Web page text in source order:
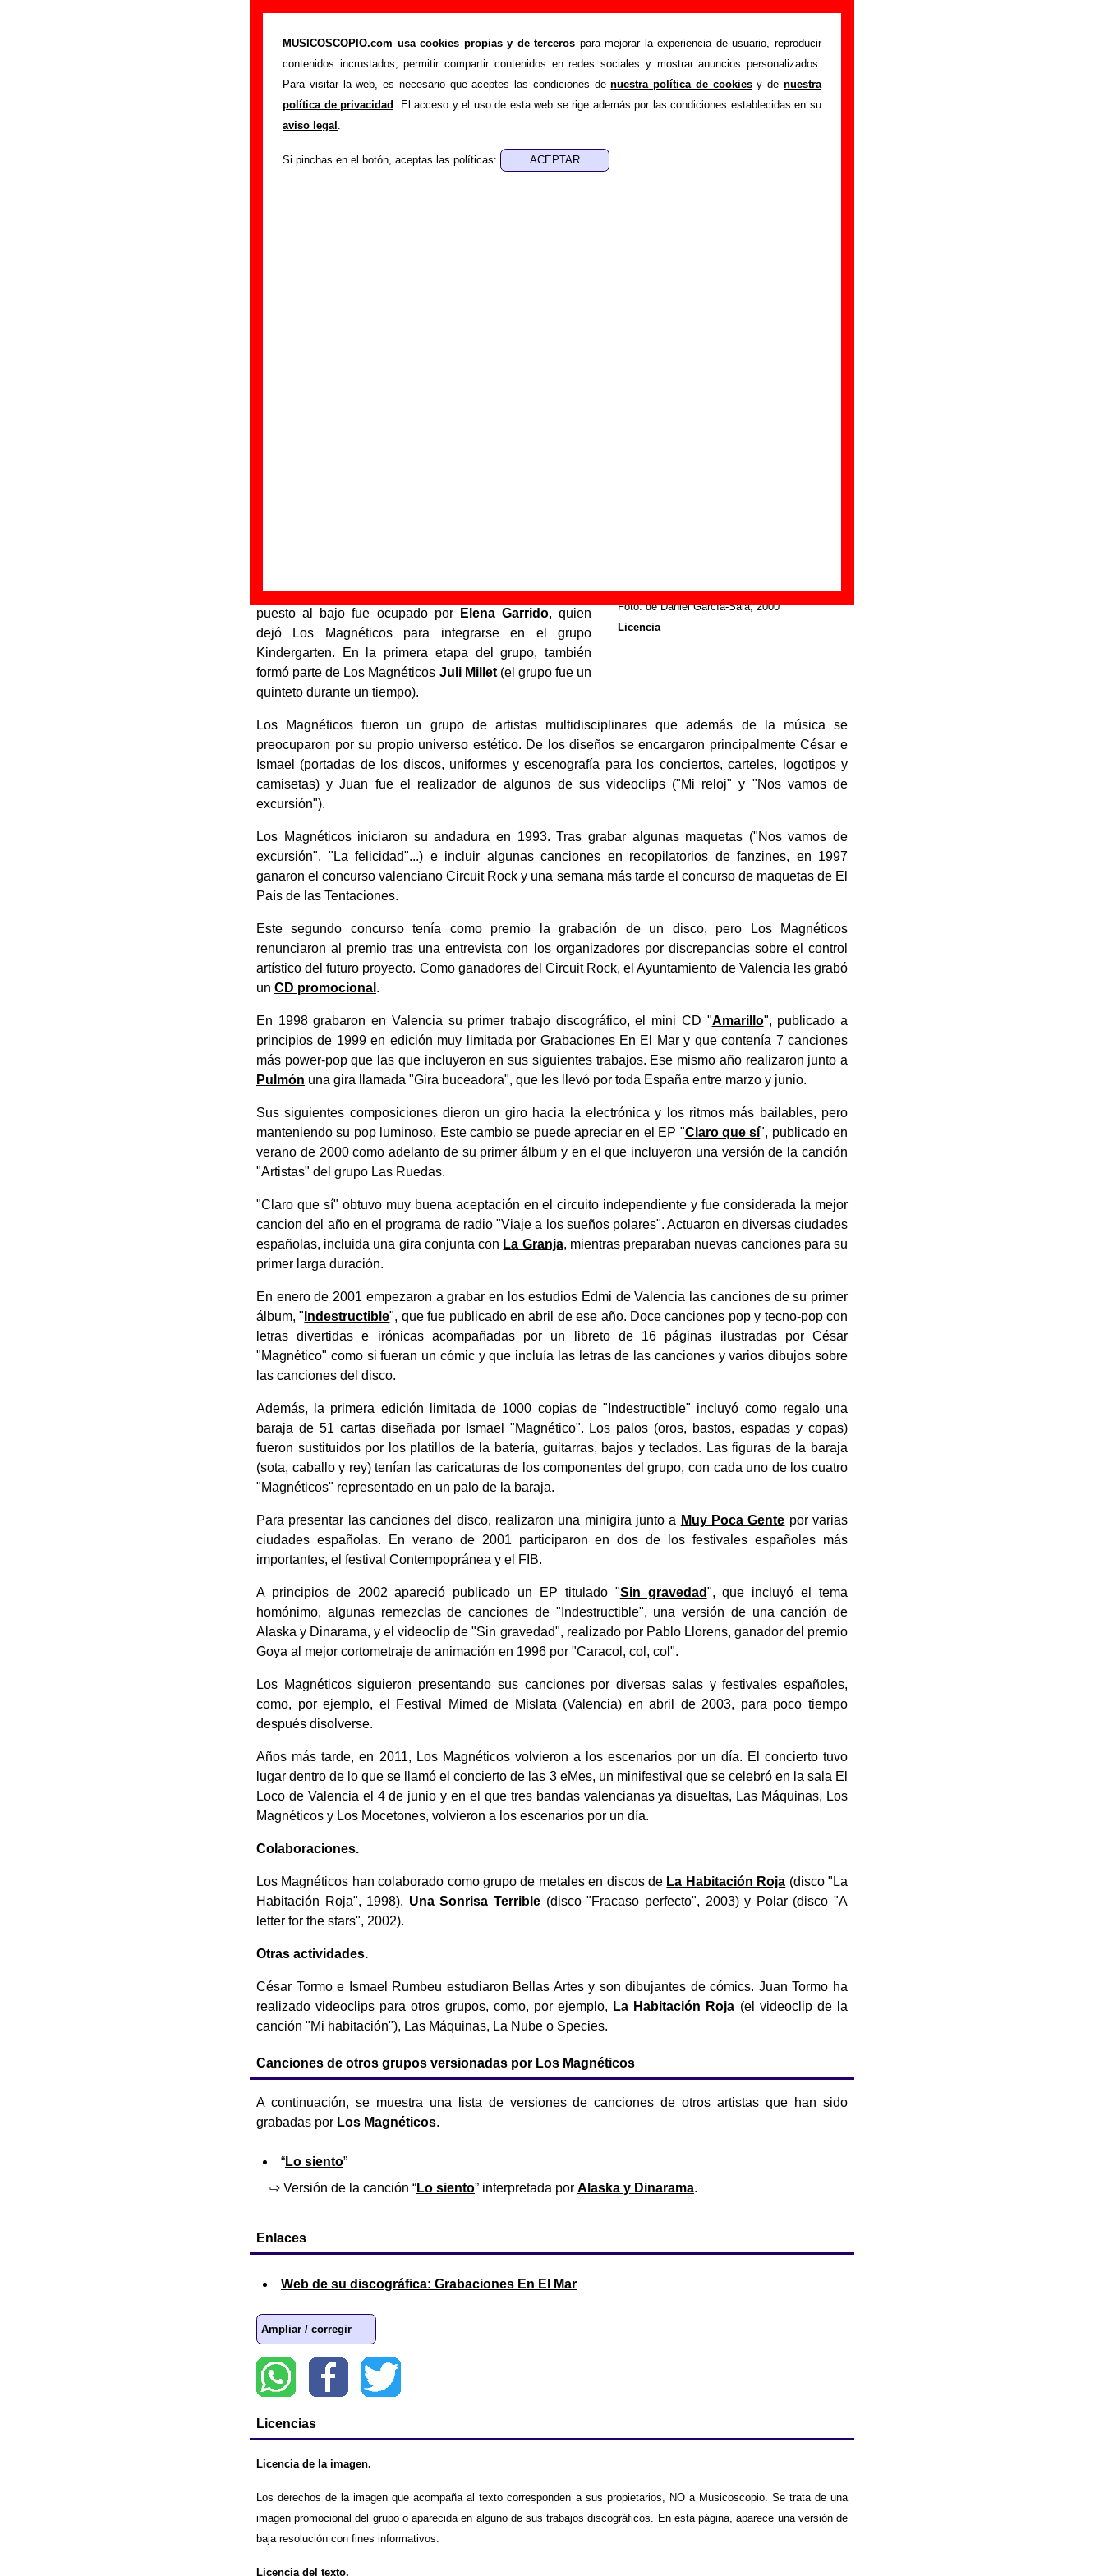
MUSICOSCOPIO.com usa cookies propias y de terceros para mejorar la experiencia de usuario, reproducir
contenidos incrustados, permitir compartir contenidos en redes sociales y mostrar anuncios personalizados.
Para visitar la web, es necesario que aceptes las condiciones denuestra política de cookiesy denuestra
política de privacidad . El acceso y el uso de esta web se rige además por las condiciones establecidas en su
aviso legal .
Si pinchas en el botón, aceptas las políticas:
Biografía de Los Magnéticos: miembros, historia y publicaciones
Portada >Los Magnéticos
Esta página recopila información sobre la biografía deLos Magnéticos: sus componentes iniciales y
los cambios de formación, su trayectoria y otros grupos relacionados, los discos y las canciones que
han publicado, enlaces con información adicional... Si lo deseas, puedes ayudar a
El texto de esta biografía fue escrito por Guillermo Albaida Ventura. La última actualización del mismo
Foto: de Daniel García-Sala, 2000
Licencia
En los inicios del grupo, antes de la llegada de Ismael, el
puesto al bajo fue ocupado por
Elena Garrido, quien
dejó Los Magnéticos para integrarse en el grupo
Kindergarten. En la primera etapa del grupo, también
formó parte de Los Magnéticos Juli Millet(el grupo fue un
quinteto durante un tiempo).
Los Magnéticos fueron un grupo de artistas multidisciplinares que además de la música se
preocuparon por su propio universo estético. De los diseños se encargaron principalmente César e
Ismael (portadas de los discos, uniformes y escenografía para los conciertos, carteles, logotipos y
camisetas) y Juan fue el realizador de algunos de sus videoclips ("Mi reloj" y "Nos vamos de
excursión").
Los Magnéticos iniciaron su andadura en 1993. Tras grabar algunas maquetas ("Nos vamos de
excursión", "La felicidad"...) e incluir algunas canciones en recopilatorios de fanzines, en 1997
ganaron el concurso valenciano Circuit Rock y una semana más tarde el concurso de maquetas de El
País de las Tentaciones.
Este segundo concurso tenía como premio la grabación de un disco, pero Los Magnéticos
renunciaron al premio tras una entrevista con los organizadores por discrepancias sobre el control
artístico del futuro proyecto. Como ganadores del Circuit Rock, el Ayuntamiento de Valencia les grabó
un CD promocional .
En 1998 grabaron en Valencia su primer trabajo discográfico, el mini CD "Amarillo", publicado a
principios de 1999 en edición muy limitada por Grabaciones En El Mar y que contenía 7 canciones
más power-pop que las que incluyeron en sus siguientes trabajos. Ese mismo año realizaron junto a
Pulmón una gira llamada "Gira buceadora", que les llevó por toda España entre marzo y junio.
Sus siguientes composiciones dieron un giro hacia la electrónica y los ritmos más bailables, pero
manteniendo su pop luminoso. Este cambio se puede apreciar en el EP "Claro que sí", publicado en
verano de 2000 como adelanto de su primer álbum y en el que incluyeron una versión de la canción
"Artistas" del grupo Las Ruedas.
"Claro que sí" obtuvo muy buena aceptación en el circuito independiente y fue considerada la mejor
cancion del año en el programa de radio "Viaje a los sueños polares". Actuaron en diversas ciudades
españolas, incluida una gira conjunta con La Granja, mientras preparaban nuevas canciones para su
primer larga duración.
En enero de 2001 empezaron a grabar en los estudios Edmi de Valencia las canciones de su primer
álbum, " Indestructible", que fue publicado en abril de ese año. Doce canciones pop y tecno-pop con
letras divertidas e irónicas acompañadas por un libreto de 16 páginas ilustradas por César
"Magnético" como si fueran un cómic y que incluía las letras de las canciones y varios dibujos sobre
las canciones del disco.
Además, la primera edición limitada de 1000 copias de "Indestructible" incluyó como regalo una
baraja de 51 cartas diseñada por Ismael "Magnético". Los palos (oros, bastos, espadas y copas)
fueron sustituidos por los platillos de la batería, guitarras, bajos y teclados. Las figuras de la baraja
(sota, caballo y rey) tenían las caricaturas de los componentes del grupo, con cada uno de los cuatro
"Magnéticos" representado en un palo de la baraja.
Para presentar las canciones del disco, realizaron una minigira junto a Muy Poca Gente por varias
ciudades españolas. En verano de 2001 participaron en dos de los festivales españoles más
importantes, el festival Contempopránea y el FIB.
A principios de 2002 apareció publicado un EP titulado "Sin gravedad", que incluyó el tema
homónimo, algunas remezclas de canciones de "Indestructible", una versión de una canción de
Alaska y Dinarama, y el videoclip de "Sin gravedad", realizado por Pablo Llorens, ganador del premio
Goya al mejor cortometraje de animación en 1996 por "Caracol, col, col".
Los Magnéticos siguieron presentando sus canciones por diversas salas y festivales españoles,
como, por ejemplo, el Festival Mimed de Mislata (Valencia) en abril de 2003, para poco tiempo
después disolverse.
Años más tarde, en 2011, Los Magnéticos volvieron a los escenarios por un día. El concierto tuvo
lugar dentro de lo que se llamó el concierto de las 3 eMes, un minifestival que se celebró en la sala El
Loco de Valencia el 4 de junio y en el que tres bandas valencianas ya disueltas, Las Máquinas, Los
Magnéticos y Los Mocetones, volvieron a los escenarios por un día.
Colaboraciones.
Los Magnéticos han colaborado como grupo de metales en discos de La Habitación Roja (disco "La
Habitación Roja", 1998), Una Sonrisa Terrible (disco "Fracaso perfecto", 2003) y Polar (disco "A
letter for the stars", 2002).
Otras actividades.
César Tormo e Ismael Rumbeu estudiaron Bellas Artes y son dibujantes de cómics. Juan Tormo ha
realizado videoclips para otros grupos, como, por ejemplo, La Habitación Roja (el videoclip de la
canción "Mi habitación"), Las Máquinas, La Nube o Species.
Canciones de otros grupos versionadas por Los Magnéticos
A continuación, se muestra una lista de versiones de canciones de otros artistas que han sido
grabadas por Los Magnéticos.
“Lo siento”
⇨ Versión de la canción “Lo siento” interpretada por Alaska y Dinarama.
Enlaces
Web de su discográfica: Grabaciones En El Mar
Ampliar / corregir
Licencias
Licencia de la imagen.
Los derechos de la imagen que acompaña al texto corresponden a sus propietarios, NO a Musicoscopio. Se trata de una
imagen promocional del grupo o aparecida en alguno de sus trabajos discográficos. En esta página, aparece una versión de
baja resolución con fines informativos.
Licencia del texto.